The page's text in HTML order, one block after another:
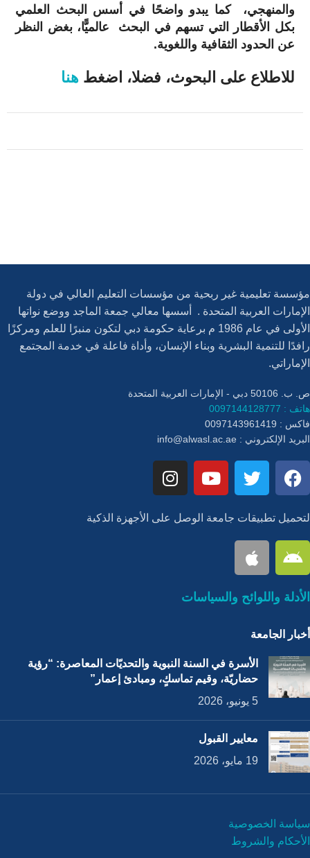
والمنهجي، كما يبدو واضحًا في أسس البحث العلمي
بكل الأقطار التي تسهم في البحث عالميًّا، بغض النظر
عن الحدود الثقافية واللغوية.
للاطلاع على البحوث، فضلا، اضغط هنا
مؤسسة تعليمية غير ربحية من مؤسسات التعليم العالي في دولة
الإمارات العربية المتحدة . أسسها معالي جمعة الماجد ووضع نواتها
الأولى في عام 1986 م برعاية حكومة دبي لتكون منبرًا للعلم ومركزًا
رافدًا للتنمية البشرية وبناء الإنسان، وأداة فاعلة في خدمة المجتمع
الإماراتي.
ص. ب. 50106 دبي - الإمارات العربية المتحدة
هاتف : 0097144128777
فاكس : 0097143961419
البريد الإلكتروني : info@alwasl.ac.ae
لتحميل تطبيقات جامعة الوصل على الأجهزة الذكية
الأدلة واللوائح والسياسات
أخبار الجامعة
الأسرة في السنة النبوية والتحديّات المعاصرة: “رؤية
حضاريّة، وقيم تماسكٍ، ومبادئ إعمار”
5 يونيو، 2026
معايير القبول
19 مايو، 2026
سياسة الخصوصية
الأحكام والشروط